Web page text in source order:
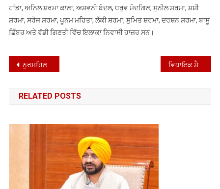
ਹਾਂਡਾ, ਅਨਿਲ ਸ਼ਰਮਾ ਕਾਲਾ, ਅਸ਼ਵਨੀ ਬੋਦਲ, ਧਰੁਵ ਮੋਦਗਿਲ, ਸੁਨੀਲ ਸ਼ਰਮਾ, ਸ਼ਸ਼ੀ
ਸ਼ਰਮਾ, ਸਰੋਜ ਸ਼ਰਮਾ, ਪੂਨਮ ਮਹਿਤਾ, ਲੱਕੀ ਸ਼ਰਮਾ, ਸੁਮਿਤ ਸ਼ਰਮਾ, ਦਰਸ਼ਨ ਸ਼ਰਮਾ, ਬਾਸੂ
ਛਿੱਬਰ ਅਤੇ ਵੱਡੀ ਗਿਣਤੀ ਵਿੱਚ ਇਲਾਕਾ ਨਿਵਾਸੀ ਹਾਜ਼ਰ ਸਨ।
Post
navigation
ਨੂਰਮਹਿਲ ਵਿੱਚ ਸ਼੍ਰੀ ਬ੍ਰਾਹਮਣ ਸਭਾ ਵੱਲੋਂ ਪਰਸ਼ੂਰਾਮ ਜਯੰਤੀ ‘ਤੇ ਆਯੋਜਿਤ ਪ੍ਰੋਗਰਾਮ* ਵਿਧਾਇਕ ਸ਼ੈਰੀ ਕਲਸੀ ਨੇ ਲੋਕ ਮਿਲਣੀ ਵਿੱਚ ਲੋਕਾਂ ਦੀਆਂ ਮੁਸ਼ਕਿਲਾਂ ਸੁਣ ਕੇ ਕੀਤੀਆਂ ਹੱਲ
RELATED POSTS